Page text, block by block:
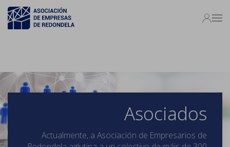
Asociados
Actualmente, a Asociación de Empresarios de